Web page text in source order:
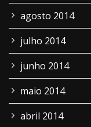
agosto 2014
julho 2014
junho 2014
maio 2014
abril 2014